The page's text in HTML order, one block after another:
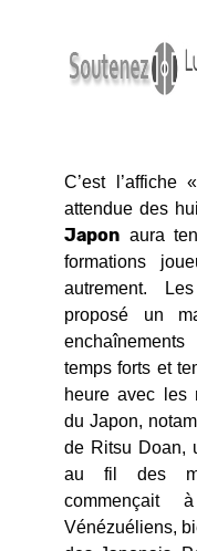
C’est
attendue des
Japon aura
formations
autrement.
proposé un
temps forts et
heure avec les
du Japon,
de Ritsu Doan,
au fil des
Vénézuéliens,